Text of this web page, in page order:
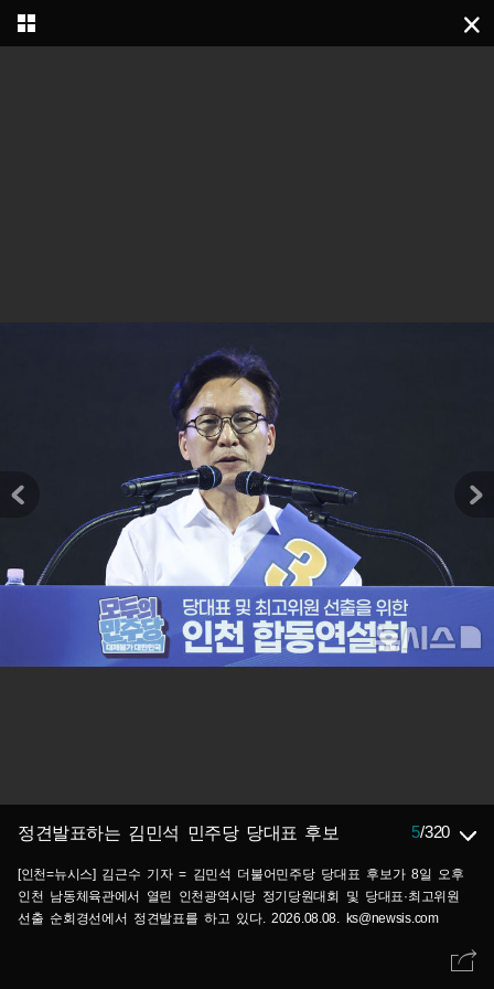
정견발표하는 김민석 민주당 당대표 후보 5/320
[인천=뉴시스] 김근수 기자 = 김민석 더불어민주당 당대표 후보가 8일 오후
인천 남동체육관에서 열린 인천광역시당 정기당원대회 및 당대표·최고위원
선출 순회경선에서 정견발표를 하고 있다. 2026.08.08. ks@newsis.com